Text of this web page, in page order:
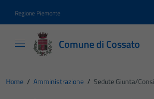
Regione Piemonte
Comune di Cossato
Home / Amministrazione / Sedute Giunta/